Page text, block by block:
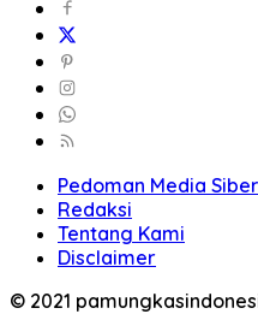
Pedoman Media Siber
Redaksi
Tentang Kami
Disclaimer
© 2021